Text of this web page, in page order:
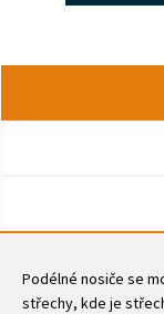
Podélné nosiče se
střechy, kde je